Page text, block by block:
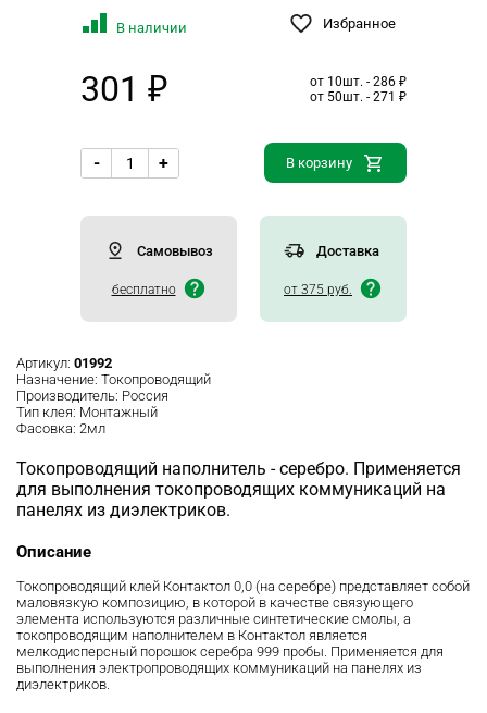
В наличии Избранное
301 ₽
от 10шт. - 286 ₽
от 50шт. - 271 ₽
- + В корзину
Самовывоз
бесплатно
Доставка
от 375 руб.
Артикул: 01992
Назначение: Токопроводящий
Производитель: Россия
Тип клея: Монтажный
Фасовка: 2мл
Токопроводящий наполнитель - серебро. Применяется
для выполнения токопроводящих коммуникаций на
панелях из диэлектриков.
Описание
Токопроводящий клей Контактол 0,0 (на серебре) представляет собой
маловязкую композицию, в которой в качестве связующего
элемента используются различные синтетические смолы, а
токопроводящим наполнителем в Контактол является
мелкодисперсный порошок серебра 999 пробы. Применяется для
выполнения электропроводящих коммуникаций на панелях из
диэлектриков.